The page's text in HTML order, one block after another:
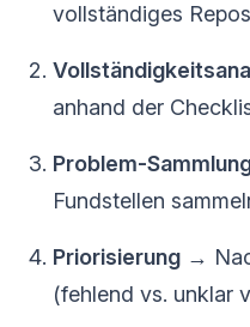
vollständiges
anhand der
Problem-
Fundstellen
Priorisierung →
(fehlend vs. unklar